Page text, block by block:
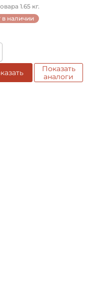
1.65 кг.
в наличии
Показать
аналоги
вход 1 3/8" (6